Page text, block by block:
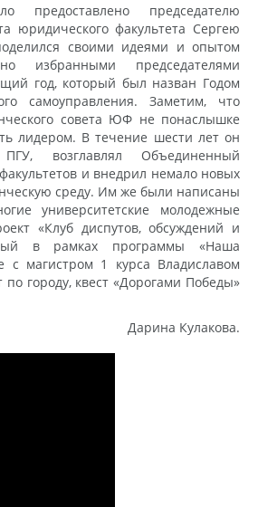
предоставлено председателю
юридического факультета Сергею
своими идеями и опытом
избранными председателями
год, который был назван Годом
самоуправления. Заметим, что
совета ЮФ не понаслышке
лидером. В течение шести лет он
возглавлял Объединенный
и внедрил немало новых
среду. Им же были написаны
университетские молодежные
«Клуб диспутов, обсуждений и
в рамках программы «Наша
с магистром 1 курса Владиславом
по городу, квест «Дорогами Победы»
Дарина Кулакова.